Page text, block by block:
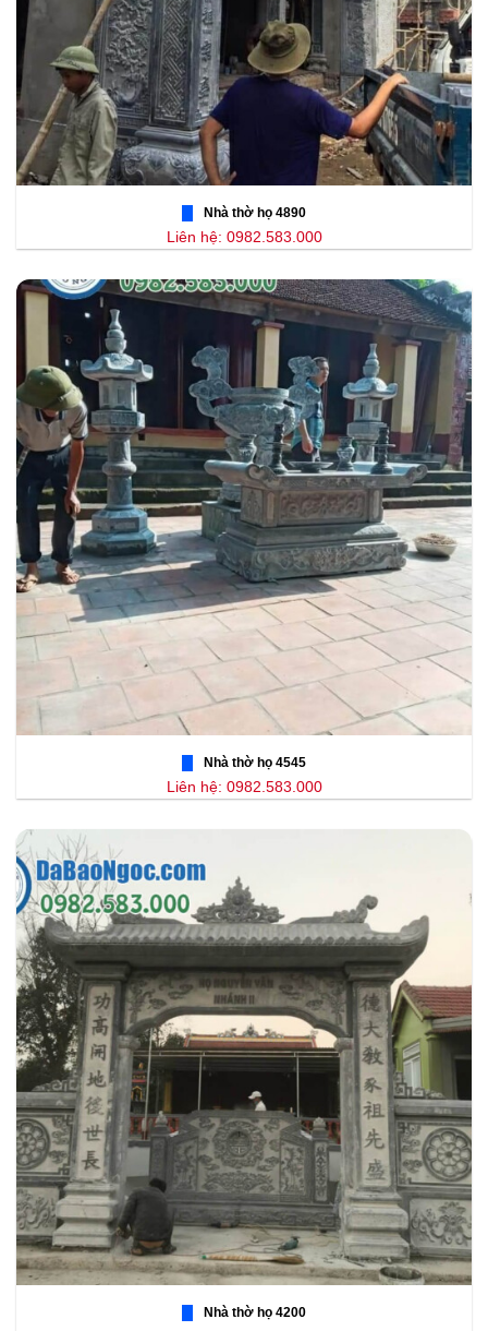
Nhà thờ họ 4890
Liên hệ: 0982.583.000
Nhà thờ họ 4545
Liên hệ: 0982.583.000
Nhà thờ họ 4200